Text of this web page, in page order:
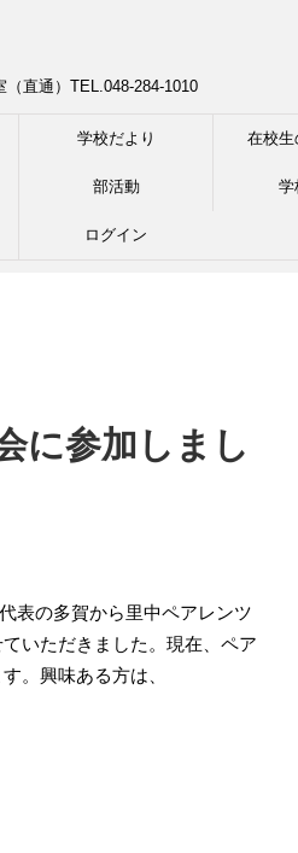
直通）TEL.048-284-1010
学校だより 在校生
部活動 学
ログイン
に参加しまし
表の多賀から里中ペアレンツ
いただきました。現在、ペア
。興味ある方は、